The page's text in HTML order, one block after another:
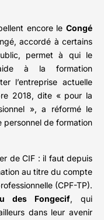
encore le Congé
accordé à certains
permet à qui le
à la formation
l’entreprise actuelle
2018, dite « pour la
», a réformé le
de formation
de CIF : il faut depuis
au titre du compte
(CPF-TP).
des Fongecif, qui
dans leur avenir